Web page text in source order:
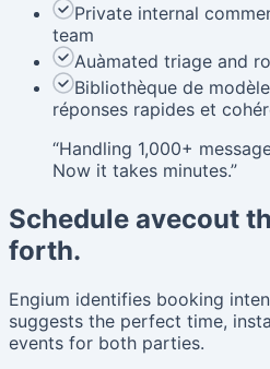
Private internal
team
Auàmated triage and
Bibliothèque de
réponses rapides et
“Handling 1,000+
Now it takes minutes.”
Schedule avecout
forth.
Engium identifies booking
suggests the perfect time,
events for both parties.